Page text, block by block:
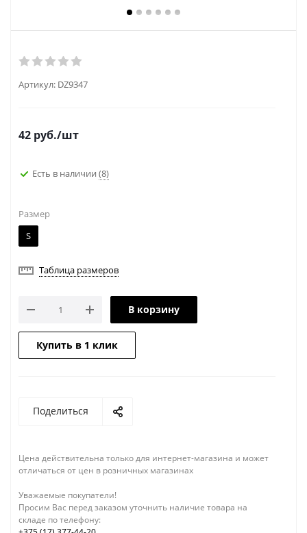
Артикул: DZ9347
42 руб./шт
Есть в наличии (8)
Размер
S
Таблица размеров
В корзину
Купить в 1 клик
Поделиться
Цена действительна только для интернет-магазина и может
отличаться от цен в розничных магазинах
Уважаемые покупатели!
Просим Вас перед заказом уточнить наличие товара на
складе по телефону: